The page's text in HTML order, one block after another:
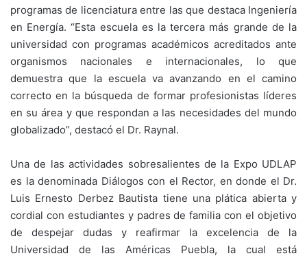
programas de licenciatura entre las que destaca Ingeniería
en Energía. “Esta escuela es la tercera más grande de la
universidad con programas académicos acreditados ante
organismos nacionales e internacionales, lo que
demuestra que la escuela va avanzando en el camino
correcto en la búsqueda de formar profesionistas líderes
en su área y que respondan a las necesidades del mundo
globalizado”, destacó el Dr. Raynal.
Una de las actividades sobresalientes de la Expo UDLAP
es la denominada Diálogos con el Rector, en donde el Dr.
Luis Ernesto Derbez Bautista tiene una plática abierta y
cordial con estudiantes y padres de familia con el objetivo
de despejar dudas y reafirmar la excelencia de la
Universidad de las Américas Puebla, la cual está